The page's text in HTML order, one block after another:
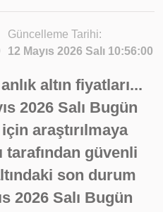
Güncelleme Tarihi:
12 Mayıs 2026 Salı 10:56:00
altın fiyatları...
2026 Salı Bugün
araştırılmaya
tarafından güvenli
son durum
2026 Salı Bugün